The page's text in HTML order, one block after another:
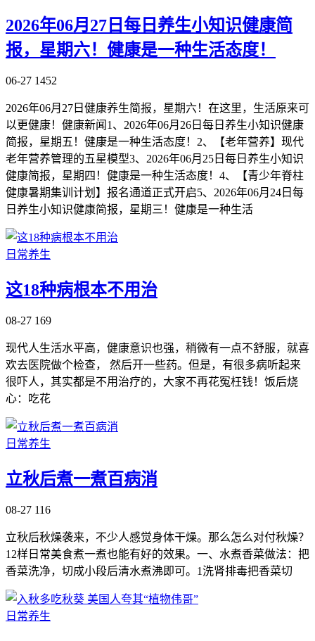
2026年06月27日每日养生小知识健康简
报，星期六！健康是一种生活态度！
06-27 1452
2026年06月27日健康养生简报，星期六！在这里，生活原来可
以更健康！健康新闻1、2026年06月26日每日养生小知识健康
简报，星期五！健康是一种生活态度！2、【老年营养】现代
老年营养管理的五星模型3、2026年06月25日每日养生小知识
健康简报，星期四！健康是一种生活态度！4、【青少年脊柱
健康暑期集训计划】报名通道正式开启5、2026年06月24日每
日养生小知识健康简报，星期三！健康是一种生活
日常养生
这18种病根本不用治
08-27 169
现代人生活水平高，健康意识也强，稍微有一点不舒服，就喜
欢去医院做个检查， 然后开一些药。但是，有很多病听起来
很吓人，其实都是不用治疗的，大家不再花冤枉钱！饭后烧
心：吃花
日常养生
立秋后煮一煮百病消
08-27 116
立秋后秋燥袭来，不少人感觉身体干燥。那么怎么对付秋燥？
12样日常美食煮一煮也能有好的效果。一、水煮香菜做法：把
香菜洗净，切成小段后清水煮沸即可。1洗肾排毒把香菜切
日常养生